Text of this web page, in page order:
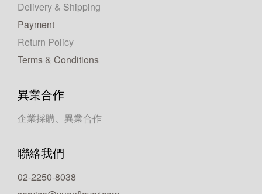
Delivery & Shipping
Payment
Return Policy
Terms & Conditions
異業合作
企業採購、異業合作
聯絡我們
02-2250-8038